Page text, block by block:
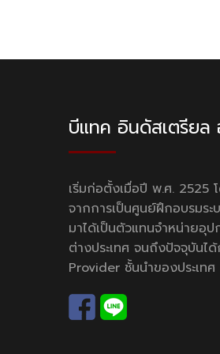
บีแทค อินดัสเตรียล
เริ่มก่อตั้งเมื่อปี พ.ศ. 2525
จากการเป็นศูนย์ฝึกอบรมร
มาได้เป็นตัวแทนจำหน่ายอุ
ต่างประเทศ จนถึงปัจจุบันไ
Provider ชั้นนำของประเทศ